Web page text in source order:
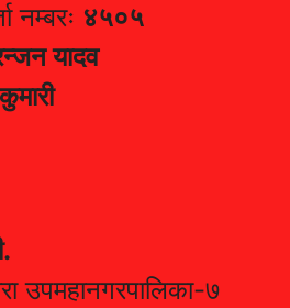
नम्बरः ४५०५
यादव
उपमहानगरपालिका-७